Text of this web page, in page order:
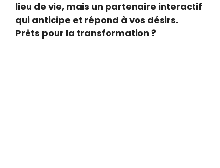
lieu de vie, mais un partenaire interactif
qui anticipe et répond à vos désirs.
Prêts pour la transformation ?